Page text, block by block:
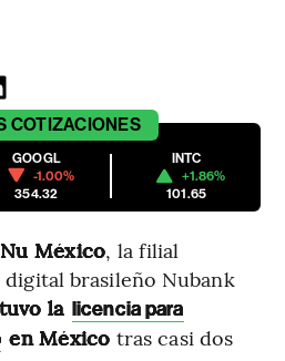
COTIZACIONES
GOOGL
-1.00%
354.32
INTC
+1.86%
101.65
Nu México, la filial
brasileño Nubank
la licencia para
en México tras casi dos